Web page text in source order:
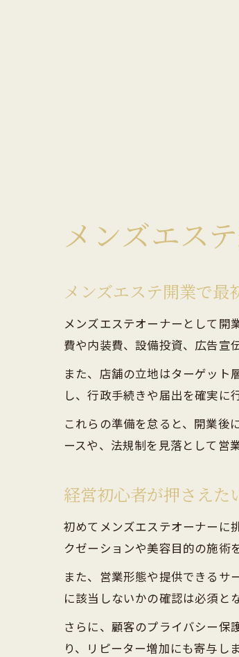
メンズエス
メンズエステ開業で最
メンズエステオーナーとして開
費や内装費、設備投資、広告宣
また、店舗の立地はターゲット
し、行政手続きや届出を確実に
これらの準備を怠ると、開業後
ースや、法規制を見落として営
経営初心者が押さえた
初めてメンズエステオーナーに
クゼーションや美容目的の施術
また、営業形態や提供できるサ
に該当しないかの確認は必須と
さらに、顧客のプライバシー保
り、リピーター増加にも寄与しま